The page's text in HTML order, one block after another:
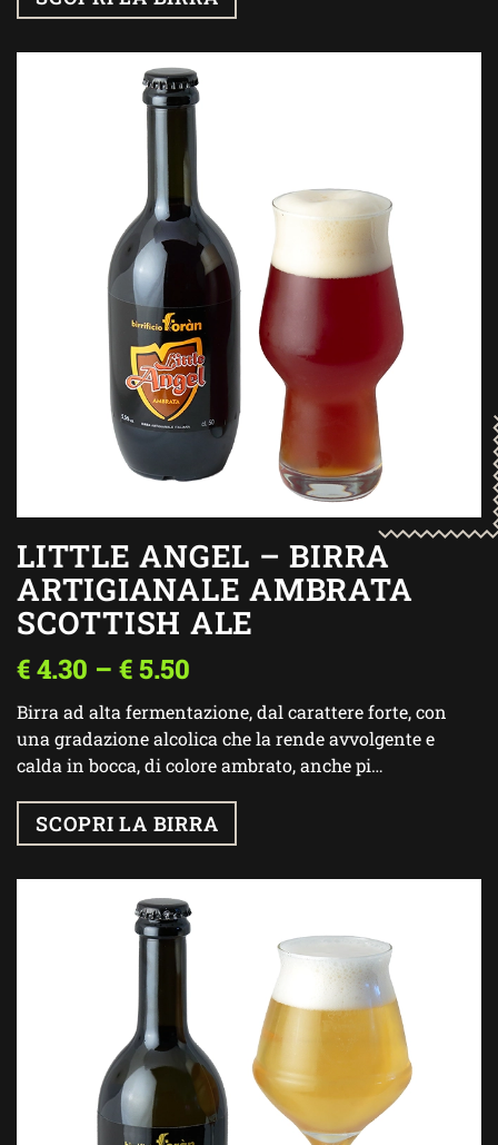
LITTLE ANGEL – BIRRA
ARTIGIANALE AMBRATA
SCOTTISH ALE
€4.30 – €5.50
Birra ad alta fermentazione, dal carattere forte, con
una gradazione alcolica che la rende avvolgente e
calda in bocca, di colore ambrato, anche pi…
SCOPRI LA BIRRA